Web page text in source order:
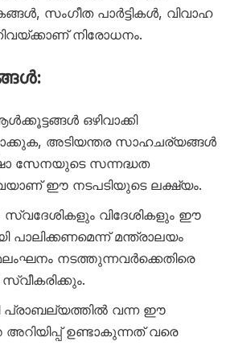
സംഗീത പാർട്ടികൾ, വിവാഹ
നിരോധനം.
ഒഴിവാക്കി
അടിയന്തര സാഹചര്യങ്ങൾ
സേനയുടെ സന്നദ്ധത
ഈ നടപടിയുടെ ലക്ഷ്യം.
സ്വദേശികളും വിദേശികളും ഈ
പാലിക്കണമെന്ന് മന്ത്രാലയം
നടത്തുന്നവർക്കെതിരെ
പ്രാബല്യത്തിൽ വന്ന ഈ
ഉണ്ടാകുന്നത് വരെ